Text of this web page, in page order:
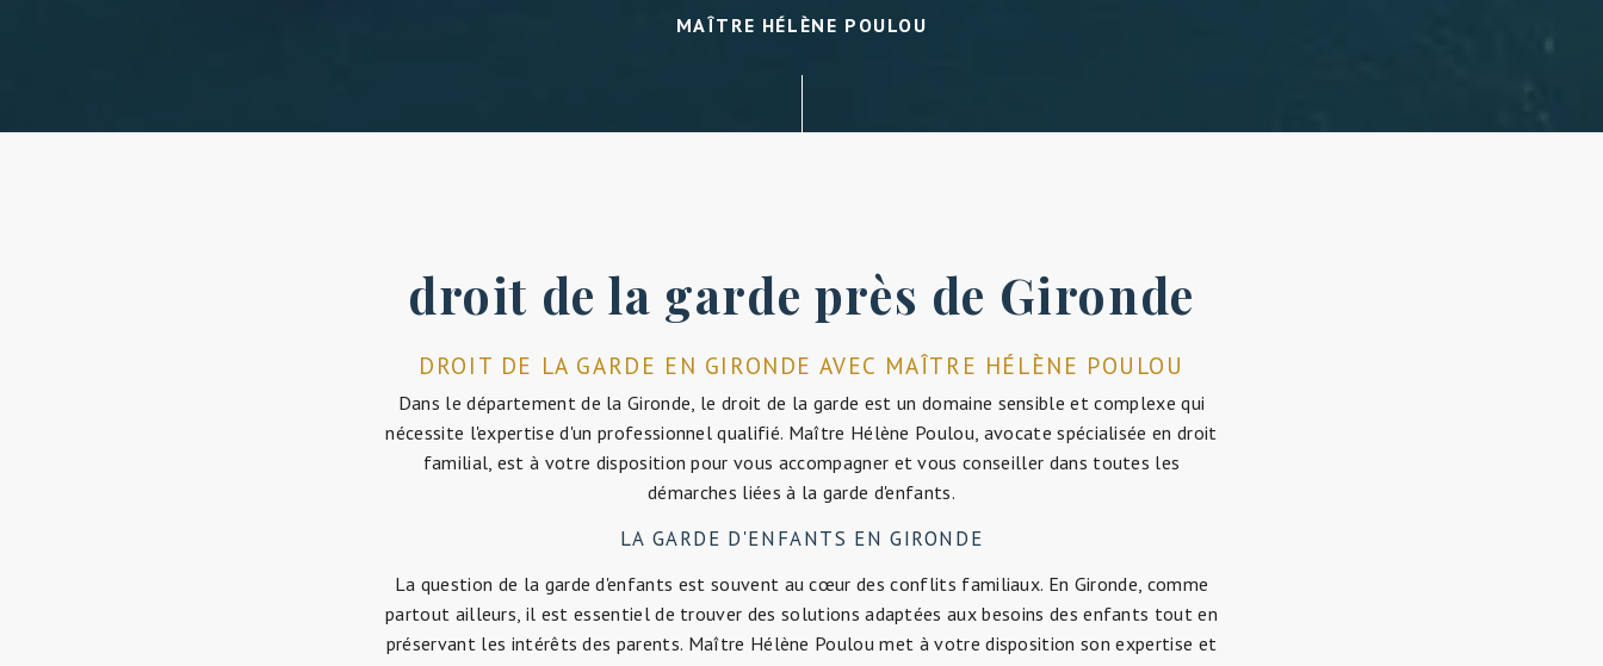
MAÎTRE HÉLÈNE POULOU
droit de la garde près de Gironde
DROIT DE LA GARDE EN GIRONDE AVEC MAÎTRE HÉLÈNE POULOU
Dans le département de la Gironde, le droit de la garde est un domaine sensible et complexe qui
nécessite l'expertise d'un professionnel qualifié. Maître Hélène Poulou, avocate spécialisée en droit
familial, est à votre disposition pour vous accompagner et vous conseiller dans toutes les
démarches liées à la garde d'enfants.
LA GARDE D'ENFANTS EN GIRONDE
La question de la garde d'enfants est souvent au cœur des conflits familiaux. En Gironde, comme
partout ailleurs, il est essentiel de trouver des solutions adaptées aux besoins des enfants tout en
préservant les intérêts des parents. Maître Hélène Poulou met à votre disposition son expertise et